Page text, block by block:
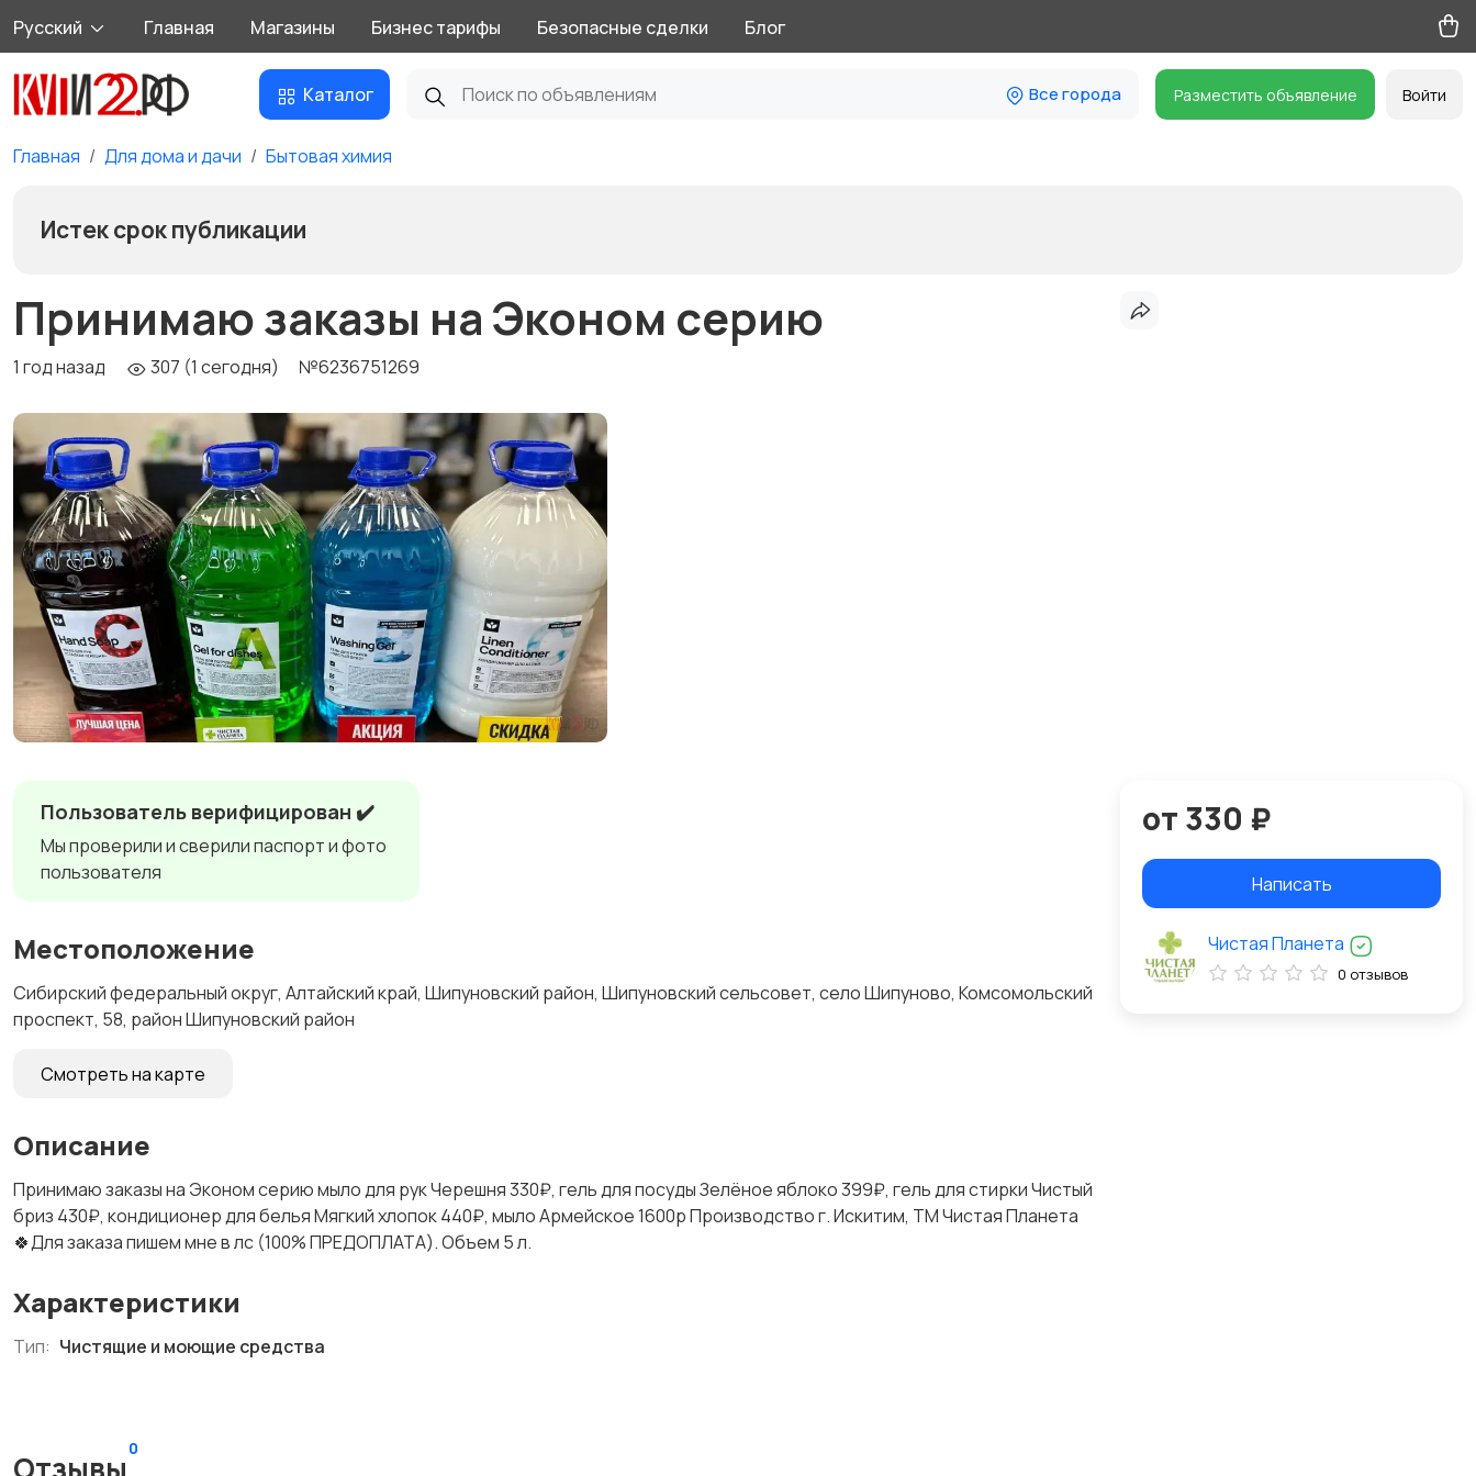
Русский Главная Магазины Бизнес тарифы Безопасные сделки Блог
Каталог Все города Разместить объявление Войти
Главная Для дома и дачи Бытовая химия
Истек срок публикации
Принимаю заказы на Эконом серию
1 год назад 307 (1 сегодня) №6236751269
Пользователь верифицирован ✔️
Мы проверили и сверили паспорт и фото
пользователя
Местоположение
Сибирский федеральный округ, Алтайский край, Шипуновский район, Шипуновский сельсовет, село Шипуново, Комсомольский
проспект, 58, район Шипуновский район
Смотреть на карте
Описание
Принимаю заказы на Эконом серию мыло для рук Черешня 330₽, гель для посуды Зелёное яблоко 399₽, гель для стирки Чистый
бриз 430₽, кондиционер для белья Мягкий хлопок 440₽, мыло Армейское 1600р Производство г. Искитим, ТМ Чистая Планета
🍀Для заказа пишем мне в лс (100% ПРЕДОПЛАТА). Объем 5 л.
Характеристики
Тип: Чистящие и моющие средства
0
от 330 ₽
Написать
Чистая Планета
0 отзывов